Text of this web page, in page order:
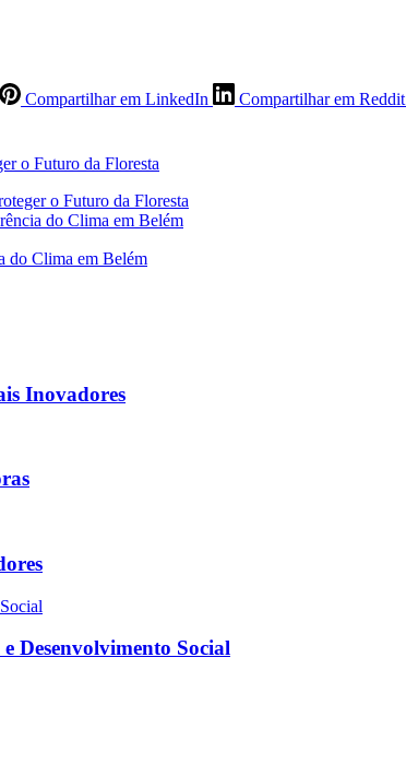
Compartilhar em LinkedIn Compartilhar em Reddit
o Futuro da Floresta
do Clima em Belém
Inovadores
Desenvolvimento Social